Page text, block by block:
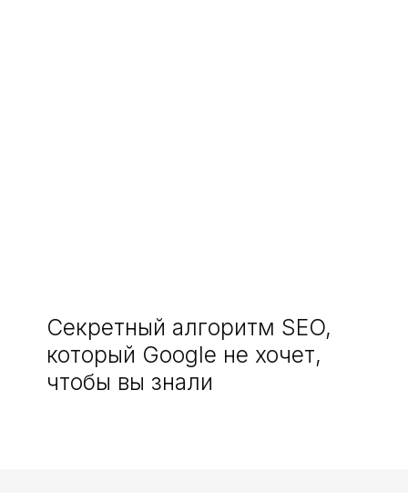
Секретный алгоритм SEO,
который Google не хочет,
чтобы вы знали